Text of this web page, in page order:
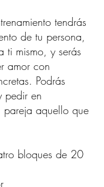
tendrás
de tu persona,
ti mismo, y serás
amor con
Podrás
pedir en
pareja aquello que
bloques de 20